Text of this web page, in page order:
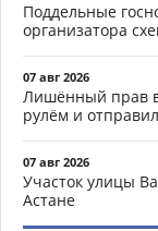
Поддельные
организатора
07 авг 2026
Лишённый прав
рулём и
07 авг 2026
Участок улицы
Астане